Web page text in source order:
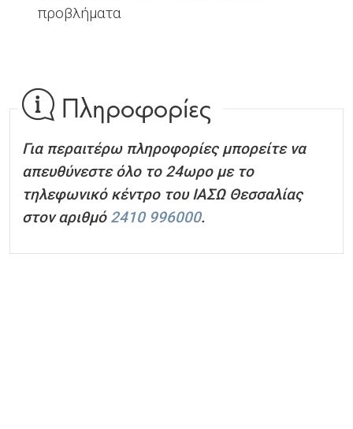
προβλήματα
Πληροφορίες
Για περαιτέρω πληροφορίες μπορείτε να
απευθύνεστε όλο το 24ωρο με το
τηλεφωνικό κέντρο του ΙΑΣΩ Θεσσαλίας
στον αριθμό 2410 996000.